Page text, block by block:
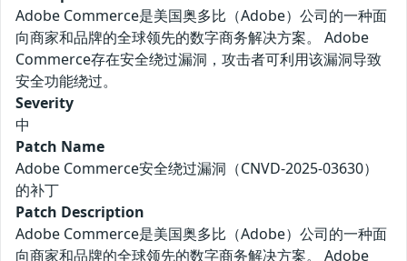
Adobe Commerce是美国奥多比（Adobe）公司的一种面
向商家和品牌的全球领先的数字商务解决方案。 Adobe
Commerce存在安全绕过漏洞，攻击者可利用该漏洞导致
安全功能绕过。
Severity
中
Patch Name
Adobe Commerce安全绕过漏洞（CNVD-2025-03630）
的补丁
Patch Description
Adobe Commerce是美国奥多比（Adobe）公司的一种面
向商家和品牌的全球领先的数字商务解决方案。 Adobe